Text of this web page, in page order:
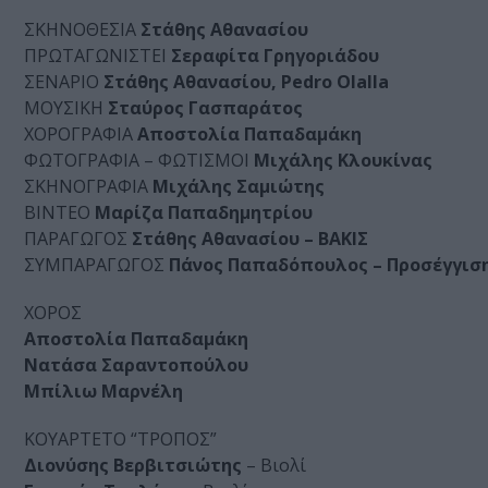
ΣΚΗΝΟΘΕΣΙΑ Στάθης Αθανασίου
ΠΡΩΤΑΓΩΝΙΣΤΕΙ Σεραφίτα Γρηγοριάδου
ΣΕΝΑΡΙΟ Στάθης Αθανασίου, Pedro Olalla
ΜΟΥΣΙΚΗ Σταύρος Γασπαράτος
ΧΟΡΟΓΡΑΦΙΑΑποστολία Παπαδαμάκη
ΦΩΤΟΓΡΑΦΙΑ – ΦΩΤΙΣΜΟΙ Μιχάλης Κλουκίνας
ΣΚΗΝΟΓΡΑΦΙΑ Μιχάλης Σαμιώτης
ΒΙΝΤΕΟ Μαρίζα Παπαδημητρίου
ΠΑΡΑΓΩΓΟΣ Στάθης Αθανασίου – ΒΑΚΙΣ
ΣΥΜΠΑΡΑΓΩΓΟΣ Πάνος Παπαδόπουλος –
ΧΟΡΟΣ
Αποστολία Παπαδαμάκη
Νατάσα Σαραντοπούλου
Mπίλιω Μαρνέλη
KOYΑΡΤΕΤΟ “ΤΡΟΠΟΣ”
Διονύσης Βερβιτσιώτης – Βιολί